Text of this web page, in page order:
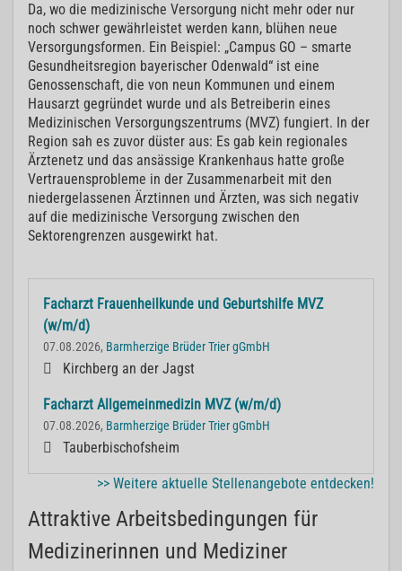
Da, wo die medizinische Versorgung nicht mehr oder nur
noch schwer gewährleistet werden kann, blühen neue
Versorgungsformen. Ein Beispiel: „Campus GO – smarte
Gesundheitsregion bayerischer Odenwald“ ist eine
Genossenschaft, die von neun Kommunen und einem
Hausarzt gegründet wurde und als Betreiberin eines
Medizinischen Versorgungszentrums (MVZ) fungiert. In der
Region sah es zuvor düster aus: Es gab kein regionales
Ärztenetz und das ansässige Krankenhaus hatte große
Vertrauensprobleme in der Zusammenarbeit mit den
niedergelassenen Ärztinnen und Ärzten, was sich negativ
auf die medizinische Versorgung zwischen den
Sektorengrenzen ausgewirkt hat.
Facharzt Frauenheilkunde und Geburtshilfe MVZ
(w/m/d)
07.08.2026, Barmherzige Brüder Trier gGmbH
Kirchberg an der Jagst
Facharzt Allgemeinmedizin MVZ (w/m/d)
07.08.2026, Barmherzige Brüder Trier gGmbH
Tauberbischofsheim
>> Weitere aktuelle Stellenangebote entdecken!
Attraktive Arbeitsbedingungen für
Medizinerinnen und Mediziner